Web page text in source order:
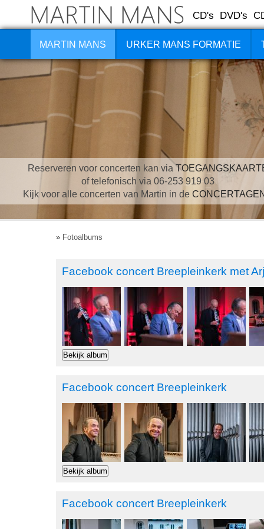
CD's DVD's
MARTIN MANS URKER MANS FORMATIE
Reserveren voor concerten kan via
of telefonisch via 06-253 919 03
Kijk voor alle concerten van Martin in de
» Fotoalbums
Facebook concert Breepleinkerk met
Facebook concert Breepleinkerk
Facebook concert Breepleinkerk